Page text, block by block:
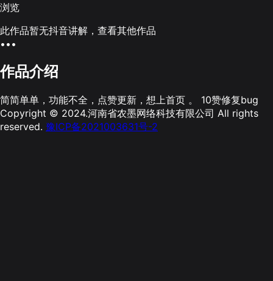
浏览
此作品暂无抖音讲解，查看其他作品
•••
作品介绍
简简单单，功能不全，点赞更新，想上首页 。 10赞修复bug
Copyright © 2024.河南省农墨网络科技有限公司 All rights
reserved. 豫ICP备2021003631号-2